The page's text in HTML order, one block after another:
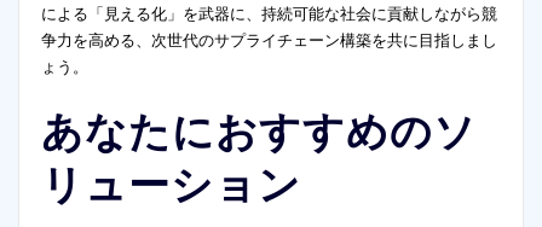
による「見える化」を武器に、持続可能な社会に貢献しながら競
争力を高める、次世代のサプライチェーン構築を共に目指しまし
ょう。
あなたにおすすめのソ
リューション